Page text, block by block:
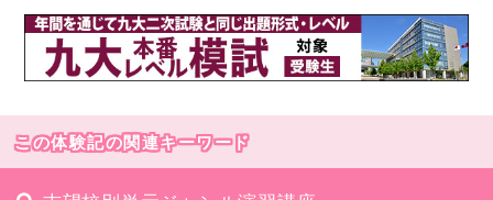
この体験記の関連キーワード